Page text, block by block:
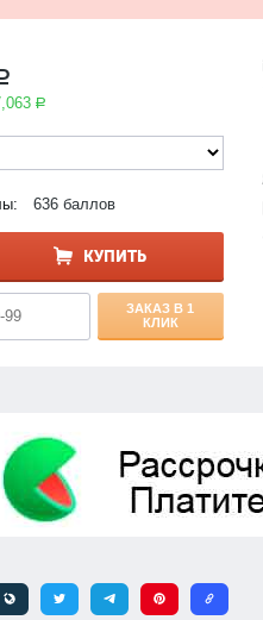
Р
636 баллов
КУПИТЬ
ЗАКАЗ В 1
КЛИК